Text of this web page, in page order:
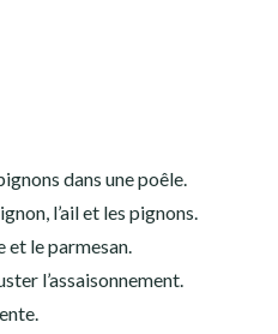
dans une poêle.
l’ail et les pignons.
et le parmesan.
l’assaisonnement.